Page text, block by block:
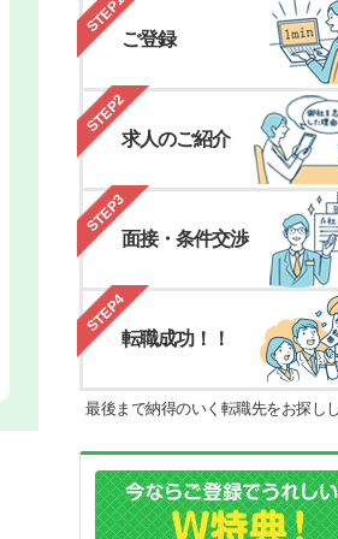
STEP1
ご登録
STEP2
求人のご紹介
STEP3
面接・条件交渉
STEP4
転職成功！！
最後まで納得のいく転職先をお探しし